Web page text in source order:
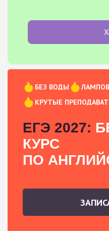
БЕЗ ВОДЫ
КРУТЫЕ
ЕГЭ 2027:
КУРС
ПО